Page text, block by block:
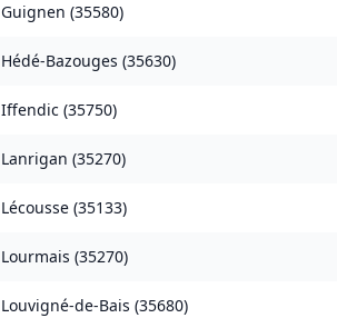
Guignen (35580)
Hédé-Bazouges (35630)
Iffendic (35750)
Lanrigan (35270)
Lécousse (35133)
Lourmais (35270)
Louvigné-de-Bais (35680)